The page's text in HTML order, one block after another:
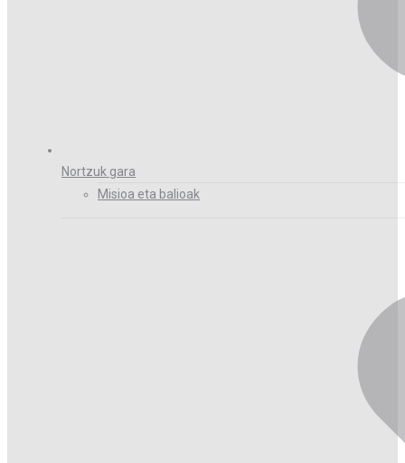
Nortzuk gara
Misioa eta balioak